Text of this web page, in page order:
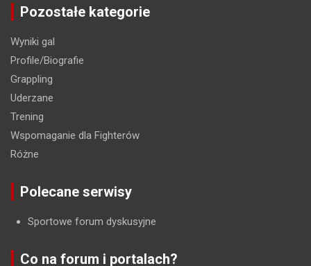
Pozostałe kategorie
Wyniki gal
Profile/Biografie
Grappling
Uderzane
Trening
Wspomaganie dla Fighterów
Różne
Polecane serwisy
Sportowe forum dyskusyjne
Co na forum i portalach?